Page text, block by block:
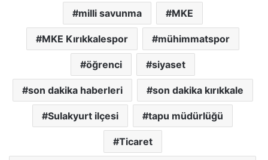
milli savunma MKE
MKE Kırıkkalespor mühimmatspor
öğrenci siyaset
son dakika haberleri son dakika kırıkkale
Sulakyurt ilçesi tapu müdürlüğü
Ticaret